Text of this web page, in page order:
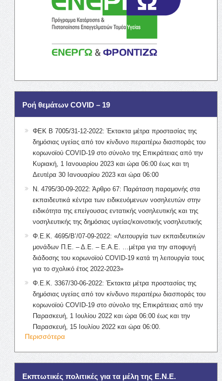
Ροή θεμάτων COVID – 19
ΦΕΚ Β 7005/31-12-2022: Έκτακτα μέτρα προστασίας της
δημόσιας υγείας από τον κίνδυνο περαιτέρω διασποράς του
κορωνοϊού COVID-19 στο σύνολο της Επικράτειας από την
Κυριακή, 1 Ιανουαρίου 2023 και ώρα 06:00 έως και τη
Δευτέρα 30 Ιανουαρίου 2023 και ώρα 06:00
Ν. 4795/30-09-2022: Άρθρο 67: Παράταση παραμονής στα
εκπαιδευτικά κέντρα των ειδικευόμενων νοσηλευτών στην
ειδικότητα της επείγουσας εντατικής νοσηλευτικής και της
νοσηλευτικής της δημόσιας υγείας/κοινοτικής νοσηλευτικής
Φ.Ε.Κ. 4695/Β’/07-09-2022: «Λειτουργία των εκπαιδευτικών
μονάδων Π.Ε. – Δ.Ε. – Ε.Α.Ε. …μέτρα για την αποφυγή
διάδοσης του κορωνοϊού COVID-19 κατά τη λειτουργία τους
για το σχολικό έτος 2022-2023»
Φ.Ε.Κ. 3367/30-06-2022: Έκτακτα μέτρα προστασίας της
δημόσιας υγείας από τον κίνδυνο περαιτέρω διασποράς του
κορωνοϊού COVID-19 στο σύνολο της Επικράτειας από την
Παρασκευή, 1 Ιουλίου 2022 και ώρα 06:00 έως και την
Παρασκευή, 15 Ιουλίου 2022 και ώρα 06:00.
Περισσότερα
Εκπτωτικές πολιτικές για τα μέλη της Ε.Ν.Ε.